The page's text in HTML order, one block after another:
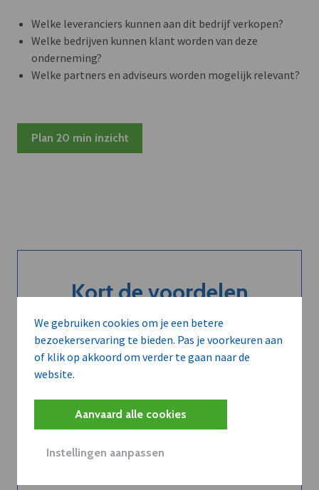
We gebruiken cookies om je een betere
bezoekerservaring te bieden. Pas je voorkeuren aan
of klik op akkoord om verder te gaan naar de
website.
Aanvaard alle cookies
Instellingen aanpassen
Welke leveranciers kunnen aan dit bedrijf verkopen?
Welke bedrijven kunnen klant worden van deze
onderneming?
Welke partners en adviseurs worden mogelijk relevant?
Plan 20 min inzicht
Kort de voordelen
van een
abonnement...
Neem dVO Leads